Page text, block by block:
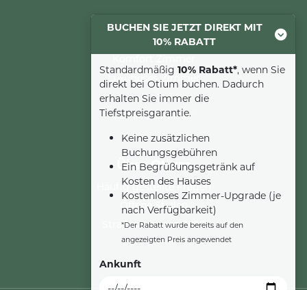
BUCHEN SIE JETZT DIREKT MIT
10% RABATT
Standardmäßig 10% Rabatt*, wenn Sie
direkt bei Otium buchen. Dadurch
erhalten Sie immer die
Tiefstpreisgarantie.
Keine zusätzlichen
Buchungsgebühren
Ein Begrüßungsgetränk auf
Kosten des Hauses
Kostenloses Zimmer-Upgrade (je
nach Verfügbarkeit)
*Der Rabatt wurde bereits auf den
angezeigten Preis angewendet
Ankunft
Übernachtung
Luxuriöses Zimmer
Suite
Familienzimmer
Über Otium
Häufig gestellte Fragen
Offene Stellen
Straßenarbeiten 2025